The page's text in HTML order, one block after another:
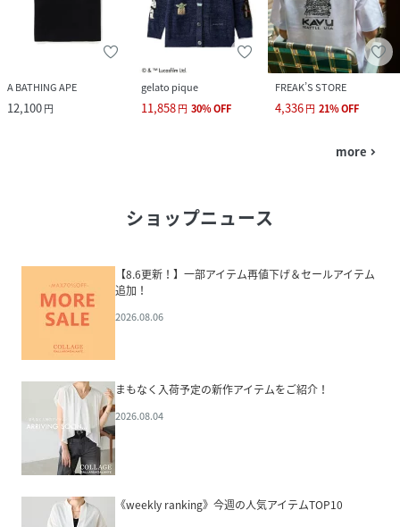
A BATHING APE
12,100円
gelato pique
11,858円 30%OFF
FREAK’S STORE
4,336円 21%OFF
more navigate_next
ショップニュース
【8.6更新！】一部アイテム再値下げ＆セールアイテム
追加！
2026.08.06
まもなく入荷予定の新作アイテムをご紹介！
2026.08.04
《weekly ranking》今週の人気アイテムTOP10